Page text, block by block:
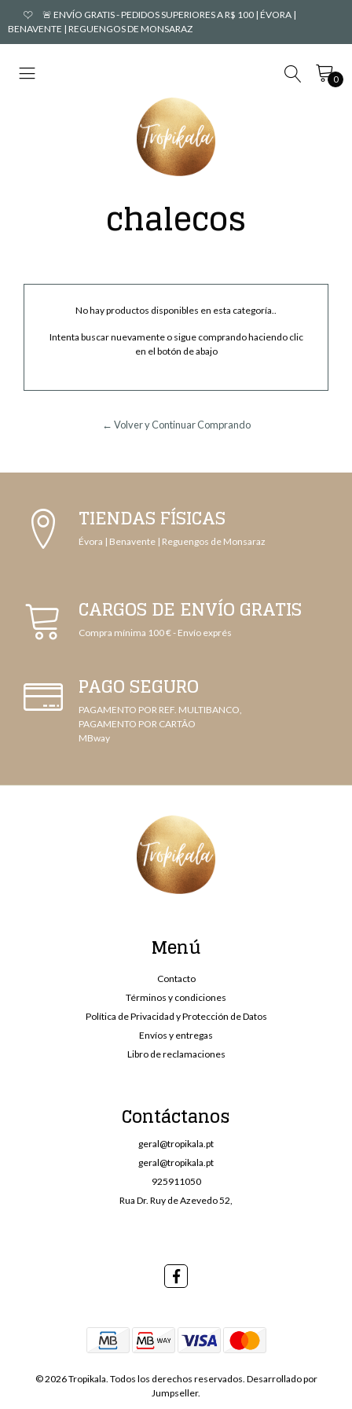
🚨 ENVÍO GRATIS - PEDIDOS SUPERIORES A R$ 100 | ÉVORA |
BENAVENTE | REGUENGOS DE MONSARAZ
0
chalecos
No hay productos disponibles en esta categoría..
Intenta buscar nuevamente o sigue comprando haciendo clic
en el botón de abajo
← Volver y Continuar Comprando
TIENDAS FÍSICAS
Évora | Benavente | Reguengos de Monsaraz
CARGOS DE ENVÍO GRATIS
Compra mínima 100 € - Envío exprés
PAGO SEGURO
PAGAMENTO POR REF. MULTIBANCO,
PAGAMENTO POR CARTÃO
MBway
Menú
Contacto
Términos y condiciones
Política de Privacidad y Protección de Datos
Envíos y entregas
Libro de reclamaciones
Contáctanos
geral@tropikala.pt
geral@tropikala.pt
925911050
Rua Dr. Ruy de Azevedo 52,
© 2026 Tropikala. Todos los derechos reservados. Desarrollado por
Jumpseller.